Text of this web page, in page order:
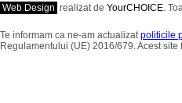
Web Design realizat de YourCHOICE.
Te informam ca ne-am actualizatpoliticile
Regulamentului (UE) 2016/679. Acest